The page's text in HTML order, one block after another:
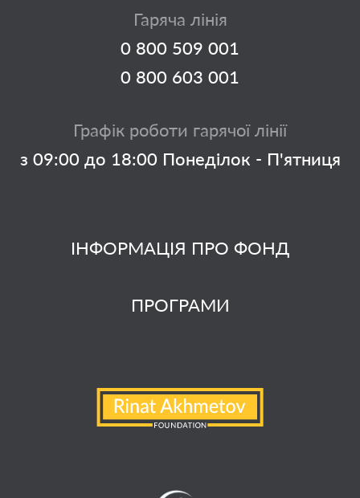
ІНФОРМАЦІЯ ПРО ФОНД
ПРОГРАМИ
Гаряча лінія
0 800 509 001
0 800 603 001
Графік роботи гарячої лінії
з 09:00 до 18:00 Понеділок - П'ятниця